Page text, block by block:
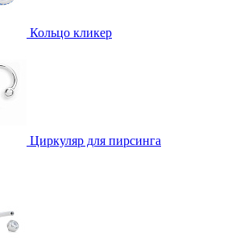
Кольцо кликер
Циркуляр для пирсинга